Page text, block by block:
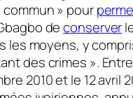
» pour
deconserver
les moyens, y
des crimes ».
2010 et le 12 avril